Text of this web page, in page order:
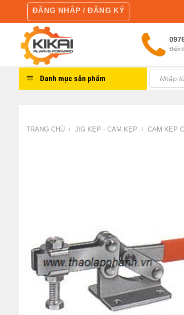
content
ĐĂNG NHẬP / ĐĂNG KÝ
Điện
Danh mục sản phẩm
kiếm:
TRANG CHỦ / JIG KẸP - CAM KẸP / CAM KẸP